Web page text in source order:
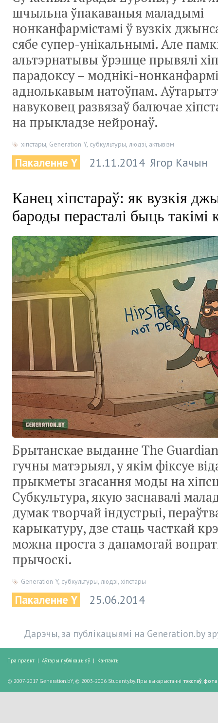
шчыльна ўпакаваныя маладымі
нонканфармістамі ў вузкіх
сябе супер-унікальнымі. Але
альтэрнатывы ўрэшце прывялі
парадоксу – моднікі-
аднолькавым натоўпам.
навуковец развязаў балючае
на прыкладзе нейронаў.
хіпстары, Generation Y, субкультуры, людзі, актывізм
Пакаленне Y 21.11.2014 Ягор Качын
Канец хіпстараў: як вузкія
бароды перасталі быць такімі
Брытанскае выданне The Guardian
гучны матэрыял, у якім фіксуе
прыкметы згасання моды на
Субкультура, якую заснавалі
думак творчай індустрыі,
карыкатуру, дзе стаць часткай
можна проста з дапамогай
прычоскі.
Generation Y, субкультуры, людзі, хіпстары
Пакаленне Y 25.06.2014
Дарэчы, за публікацыямі на Generation.by
Пра праект | Аўтары публікацыяў | Кантакты
© 2007-2017 Generation.bY, © 2003-2006 Studenty.by. Пры выкарыстанні тэкстаў,фота